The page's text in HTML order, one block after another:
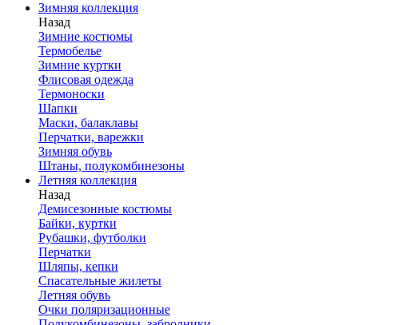
Зимняя коллекция
Назад
Зимние костюмы
Термобелье
Зимние куртки
Флисовая одежда
Термоноски
Шапки
Маски, балаклавы
Перчатки, варежки
Зимняя обувь
Штаны, полукомбинезоны
Летняя коллекция
Назад
Демисезонные костюмы
Байки, куртки
Рубашки, футболки
Перчатки
Шляпы, кепки
Спасательные жилеты
Летняя обувь
Очки поляризационные